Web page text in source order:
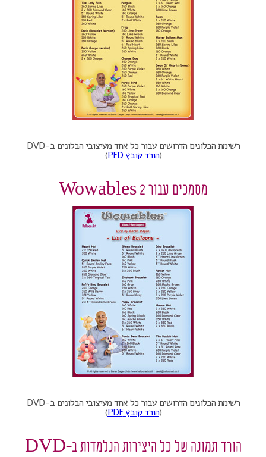
רשימת הבלונים הדרושים עבור כל אחד מעיצובי הבלונים ב-DVD
(הורד קובץ PFD )
מסמכים עבור Wowables 2
רשימת הבלונים הדרושים עבור כל אחד מעיצובי הבלונים ב-DVD
(הורד קובץ PDF )
הורד תמונה של כל היצירות הנלמדות ב-DVD